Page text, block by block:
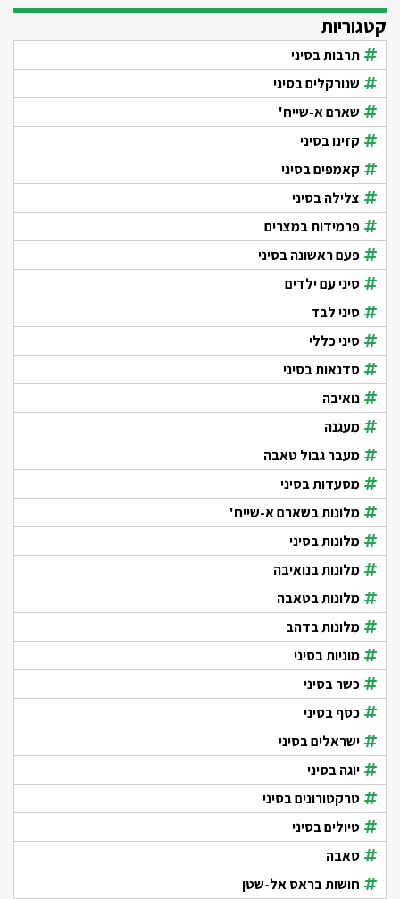
קטגוריות
תרבות בסיני
שנורקלים בסיני
שארם א-שייח'
קזינו בסיני
קאמפים בסיני
צלילה בסיני
פרמידות במצרים
פעם ראשונה בסיני
סיני עם ילדים
סיני לבד
סיני כללי
סדנאות בסיני
נואיבה
מעגנה
מעבר גבול טאבה
מסעדות בסיני
מלונות בשארם א-שייח'
מלונות בסיני
מלונות בנואיבה
מלונות בטאבה
מלונות בדהב
מוניות בסיני
כשר בסיני
כסף בסיני
ישראלים בסיני
יוגה בסיני
טרקטורונים בסיני
טיולים בסיני
טאבה
חושות בראס אל-שטן